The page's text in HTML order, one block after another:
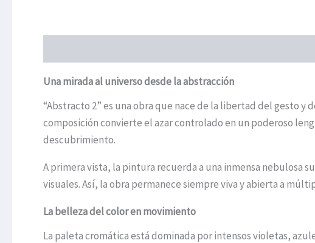
Una mirada al universo desde la abstracción
“Abstracto 2” es una obra que nace de la libertad del gesto
composición convierte el azar controlado en un poderoso
descubrimiento.
A primera vista, la pintura recuerda a una inmensa nebulosa
visuales. Así, la obra permanece siempre viva y abierta a
La belleza del color en movimiento
La paleta cromática está dominada por intensos violetas,